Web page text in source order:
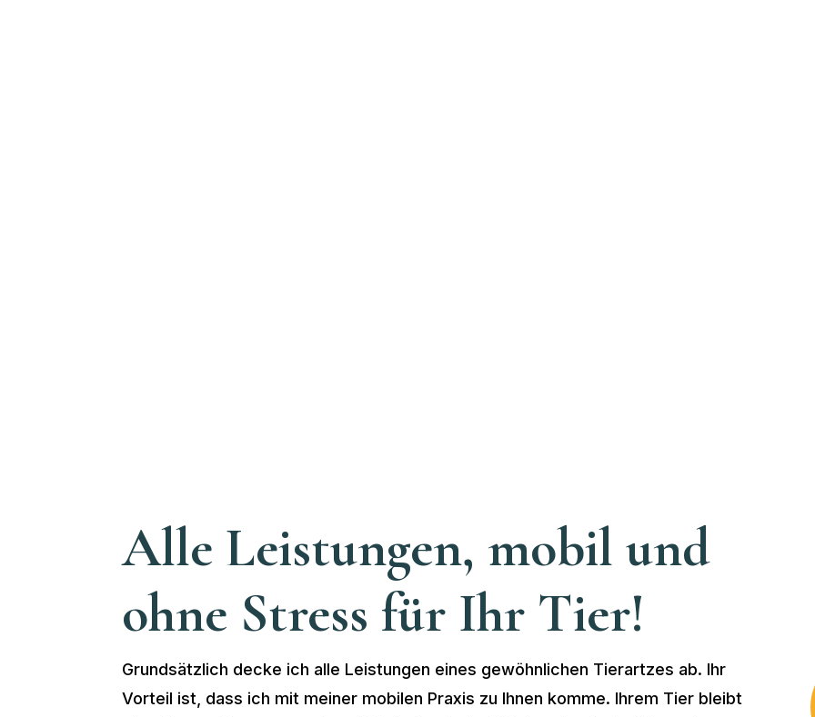
Alle Leistungen, mobil und
ohne Stress für Ihr Tier!
Grundsätzlich decke ich alle Leistungen eines gewöhnlichen Tierartzes ab. Ihr
Vorteil ist, dass ich mit meiner mobilen Praxis zu Ihnen komme. Ihrem Tier bleibt